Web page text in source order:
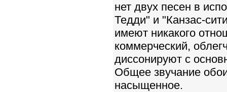
нет двух песен в
Тедди" и "Канзас-
имеют никакого
коммерческий,
диссонируют с
Общее звучание
насыщенное.